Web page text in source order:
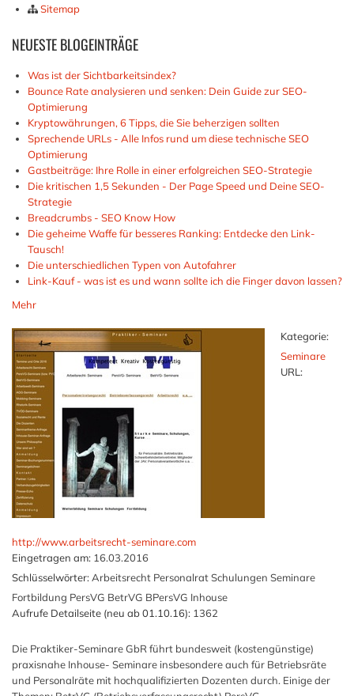
Sitemap
NEUESTEBLOGEINTRÄGE
Was ist der Sichtbarkeitsindex?
Bounce Rate analysieren und senken: Dein Guide zur SEO-
Optimierung
Kryptowährungen, 6 Tipps, die Sie beherzigen sollten
Sprechende URLs - Alle Infos rund um diese technische SEO
Optimierung
Gastbeiträge: Ihre Rolle in einer erfolgreichen SEO-Strategie
Die kritischen 1,5 Sekunden - Der Page Speed und Deine SEO-
Strategie
Breadcrumbs - SEO Know How
Die geheime Waffe für besseres Ranking: Entdecke den Link-
Tausch!
Die unterschiedlichen Typen von Autofahrer
Link-Kauf - was ist es und wann sollte ich die Finger davon lassen?
Mehr
Kategorie:
Seminare
URL:
http://www.arbeitsrecht-seminare.com
Eingetragen am: 16.03.2016
Schlüsselwörter: Arbeitsrecht Personalrat Schulungen Seminare
Fortbildung PersVG BetrVG BPersVG Inhouse
Aufrufe Detailseite (neu ab 01.10.16): 1362
Die Praktiker-Seminare GbR führt bundesweit (kostengünstige)
praxisnahe Inhouse- Seminare insbesondere auch für Betriebsräte
und Personalräte mit hochqualifizierten Dozenten durch. Einige der